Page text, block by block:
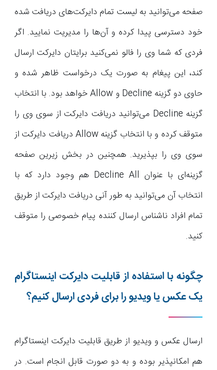
صفحه می‌توانید به لیست تمام دایرکت‌های دریافت شده
خود دسترسی پیدا کرده و آن‌ها را مدیریت نمایید. اگر
فردی که شما وی را فالو نمی‌کنید برایتان دایرکت ارسال
کند، این پیغام به صورت یک درخواست ظاهر شده و
حاوی دو گزینه Decline و Allow خواهد بود. با انتخاب
گزینه Decline می‌توانید دریافت دایرکت از سوی وی را
متوقف کرده و با انتخاب گزینه Allow دریافت دایرکت از
سوی وی را بپذیرید. همچنین در بخش زیرین صفحه
گزینه‌ای با عنوان Decline All هم وجود دارد که با
انتخاب آن می‌توانید به طور آنی دریافت دایرکت از طریق
تمام افراد ناشناس ارسال کننده پیام خصوصی را متوقف
کنید.
چگونه با استفاده از قابلیت دایرکت اینستاگرام
یک عکس یا ویدیو را برای فردی ارسال کنیم؟
ارسال عکس و ویدیو از طریق قابلیت دایرکت اینستاگرام
هم امکانپذیر بوده و به دو صورت قابل انجام است. در